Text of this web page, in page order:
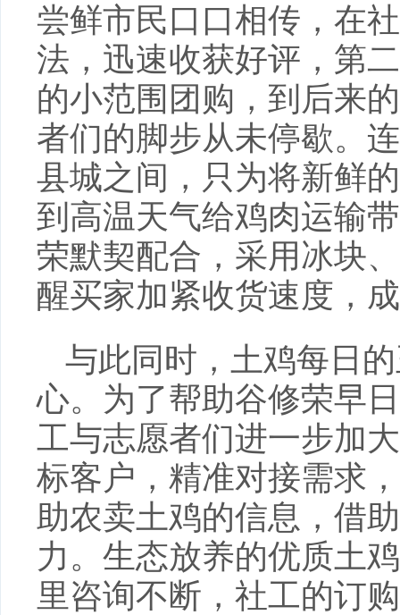
尝鲜市民口口相传，在
法，迅速收获好评，第
的小范围团购，到后来
者们的脚步从未停歇。
县城之间，只为将新鲜
到高温天气给鸡肉运输
荣默契配合，采用冰块
醒买家加紧收货速度，
与此同时，土鸡每日
心。为了帮助谷修荣早
工与志愿者们进一步加
标客户，精准对接需求
助农卖土鸡的信息，借
力。生态放养的优质土
里咨询不断，社工的订